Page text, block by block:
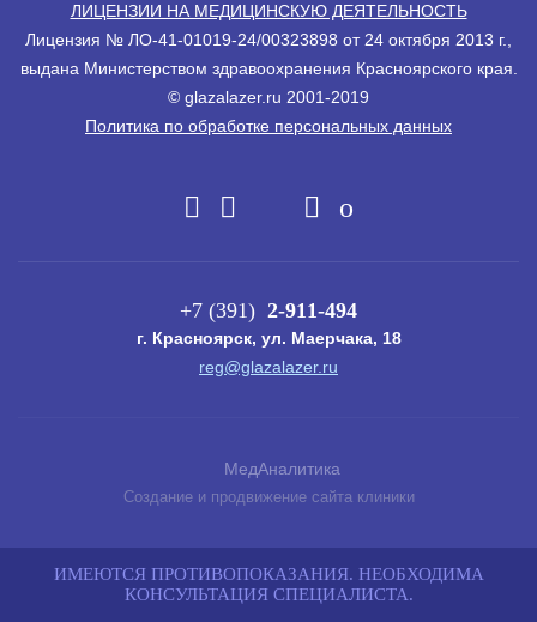
ЛИЦЕНЗИИ НА МЕДИЦИНСКУЮ ДЕЯТЕЛЬНОСТЬ
Лицензия № ЛО-41-01019-24/00323898 от 24 октября 2013 г.,
выдана Министерством здравоохранения Красноярского края.
© glazalazеr.ru 2001-2019
Политика по обработке персональных данных
+7 (391) 2-911-494
г. Красноярск, ул. Маерчака, 18
reg@glazalazer.ru
МедАналитика
Создание и продвижение сайта клиники
ИМЕЮТСЯ ПРОТИВОПОКАЗАНИЯ. НЕОБХОДИМА
КОНСУЛЬТАЦИЯ СПЕЦИАЛИСТА.